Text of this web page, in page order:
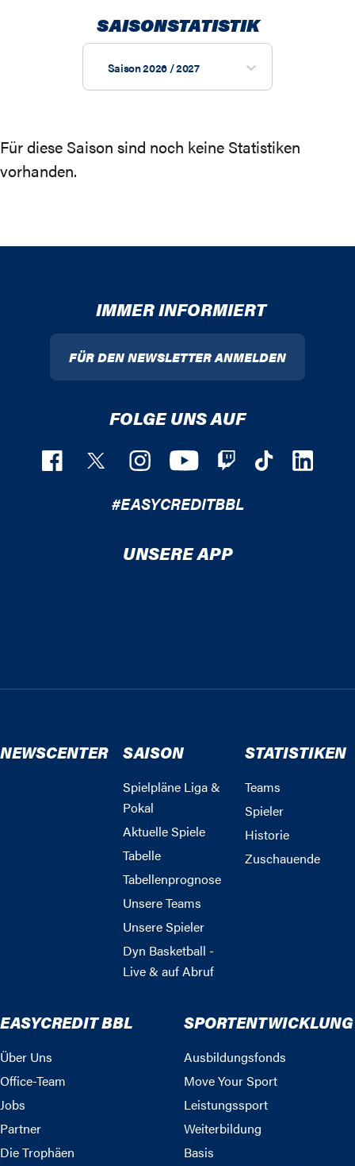
SAISONSTATISTIK
Saison 2026 / 2027
Für diese Saison sind noch keine Statistiken
vorhanden.
IMMER INFORMIERT
FÜR DEN NEWSLETTER ANMELDEN
FOLGE UNS AUF
#EASYCREDITBBL
UNSERE APP
NEWSCENTER SAISON
Spielpläne Liga &
Pokal
Aktuelle Spiele
Tabelle
Tabellenprognose
Unsere Teams
Unsere Spieler
Dyn Basketball -
Live & auf Abruf
STATISTIKEN
Teams
Spieler
Historie
Zuschauende
EASYCREDIT BBL
Über Uns
Office-Team
Jobs
Partner
Die Trophäen
SPORTENTWICKLUNG
Ausbildungsfonds
Move Your Sport
Leistungssport
Weiterbildung
Basis